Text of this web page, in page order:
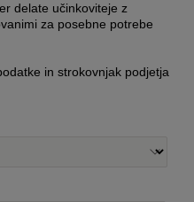
delate učinkoviteje z
za posebne potrebe
in strokovnjak podjetja